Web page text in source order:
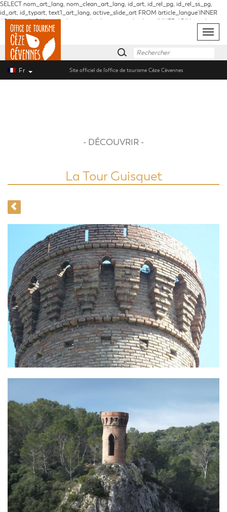
SELECT nom_art_lang, nom_clean_art_lang, id_art, id_rel_pg, id_rel_ss_pg,
id_art, id_typart, text1_art_lang, active_slide_art FROM `article_langue` INNER
JOIN `article` ON `article_langue`.id_rel_art = `article`.id_art INNER JOIN `article_type`
ON `article`.id_rel_typart = `article_type`.id_typart INNER JOIN `page` ON
`article`.id_rel_pg = `page`.id_pg INNER JOIN `partie` ON `page`.id_rel_part =
`partie`.id_part WHERE `article_langue`.id_rel_lang = '1' AND
`article_langue`.`nom_clean_art_lang` = 'la-tour-guisquet'
Fr Site officiel de l’office de tourisme Cèze Cévennes
Toggle
- DÉCOUVRIR -
La Tour Guisquet